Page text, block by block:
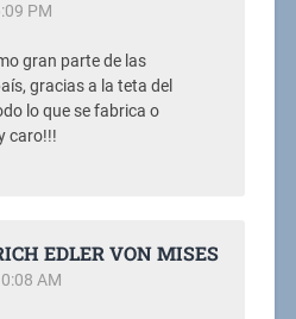
PM
gran parte de las
gracias a la teta del
lo que se fabrica o
caro!!!
EDLER VON MISES
AM